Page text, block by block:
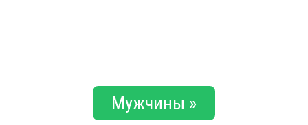
Мужчины »